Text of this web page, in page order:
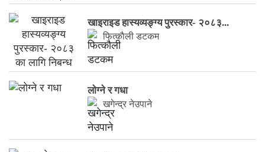
खाइराइड हास्यव्यङ्ग्य पुरस्कार- २०८३...
फित्काैली डटकम
लाेग्ने र गधा
खगेन्द्र नेउपाने